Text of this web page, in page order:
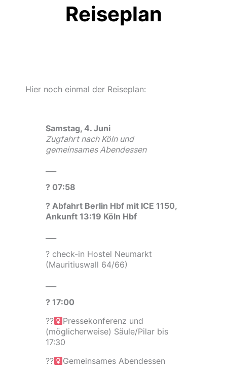
Reiseplan
Hier noch einmal der Reiseplan:
Samstag, 4. Juni
Zugfahrt nach Köln und
gemeinsames Abendessen
? 07:58
? Abfahrt Berlin Hbf mit ICE 1150,
Ankunft 13:19 Köln Hbf
? check-in Hostel Neumarkt
(Mauritiuswall 64/66)
? 17:00
??‍
Pressekonferenz und
(möglicherweise) Säule/Pilar bis
17:30
??‍
Gemeinsames Abendessen